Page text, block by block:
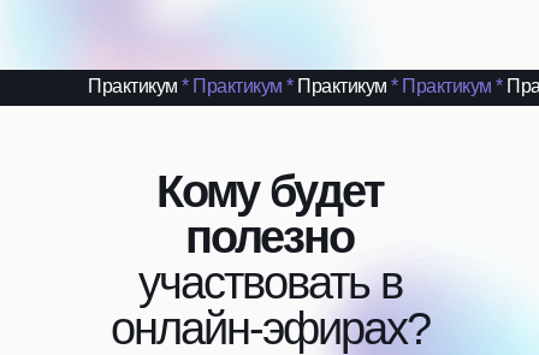
Практикум * Практикум *Практикум * Практикум *
Кому будет
полезно
участвовать в
онлайн-эфирах?